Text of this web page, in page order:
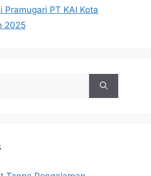
Pramugari PT KAI Kota
2025